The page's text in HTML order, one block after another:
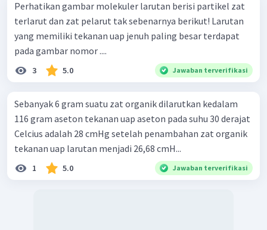
Perhatikan gambar molekuler larutan berisi partikel zat
terlarut dan zat pelarut tak sebenarnya berikut! Larutan
yang memiliki tekanan uap jenuh paling besar terdapat
pada gambar nomor ....
3 5.0 Jawaban terverifikasi
Sebanyak 6 gram suatu zat organik dilarutkan kedalam
116 gram aseton tekanan uap aseton pada suhu 30 derajat
Celcius adalah 28 cmHg setelah penambahan zat organik
tekanan uap larutan menjadi 26,68 cmH...
1 5.0 Jawaban terverifikasi